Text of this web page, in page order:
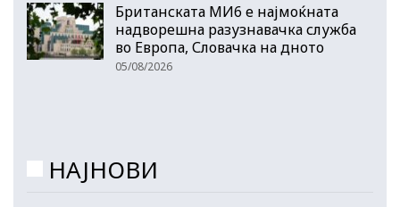
Британската МИ6 е најмоќната
надворешна разузнавачка служба
во Европа, Словачка на дното
05/08/2026
НАЈНОВИ